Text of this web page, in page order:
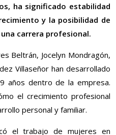
ha significado estabilidad
y la posibilidad de
carrera profesional.
Beltrán, Jocelyn Mondragón,
Villaseñor han desarrollado
años dentro de la empresa.
el crecimiento profesional
personal y familiar.
el trabajo de mujeres en